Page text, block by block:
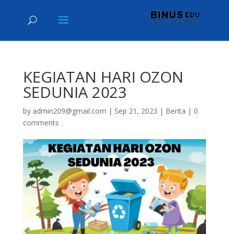
KEGIATAN HARI OZON
SEDUNIA 2023
by admin209@gmail.com | Sep 21, 2023 | Berita | 0
comments